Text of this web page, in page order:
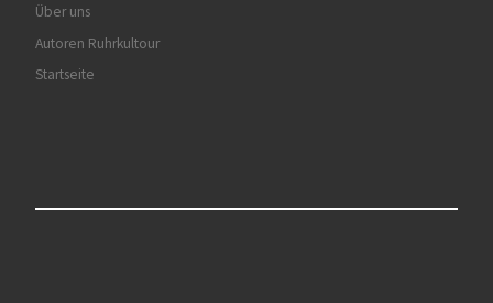
Über uns
Autoren Ruhrkultour
Startseite